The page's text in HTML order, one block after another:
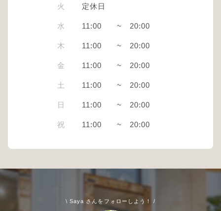
火 定休日
水 11:00 ~ 20:00
木 11:00 ~ 20:00
金 11:00 ~ 20:00
土 11:00 ~ 20:00
日 11:00 ~ 20:00
祝 11:00 ~ 20:00
\ Saya さんをフォローしよう！ /